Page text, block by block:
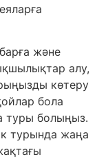
және
алу,
көтеру
бола
туры болыңыз.
турында жаңа